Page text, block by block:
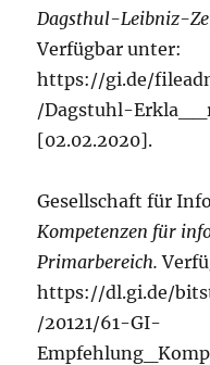
Dagsthul-Leibniz-
Verfügbar unter:
https://gi.de/
/Dagstuhl-
[02.02.2020].
Gesellschaft für
Kompetenzen für
Primarbereich.
https://dl.gi.de/
/20121/61-GI-